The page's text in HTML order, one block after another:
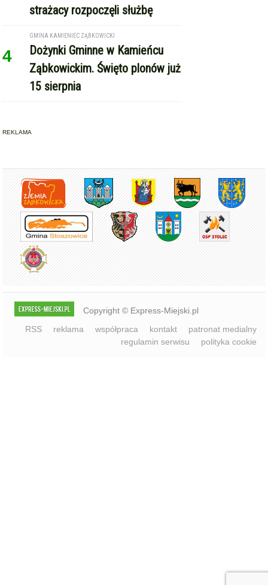
strażacy rozpoczęli służbę
4
GMINA KAMIENIEC ZĄBKOWICKI
Dożynki Gminne w Kamieńcu
Ząbkowickim. Święto plonów już
15 sierpnia
REKLAMA
Copyright © Express-Miejski.pl
RSS
reklama współpraca kontakt
patronat medialny
regulamin serwisu
polityka cookie